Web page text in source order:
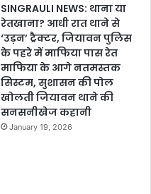
SINGRAULI NEWS: थाना या
रेतखाना? आधी रात थाने से
‘उड़न’ ट्रैक्टर, जियावन पुलिस
के पहरे में माफिया पास रेत
माफिया के आगे नतमस्तक
सिस्टम, सुशासन की पोल
खोलती जियावन थाने की
सनसनीखेज कहानी
January 19, 2026